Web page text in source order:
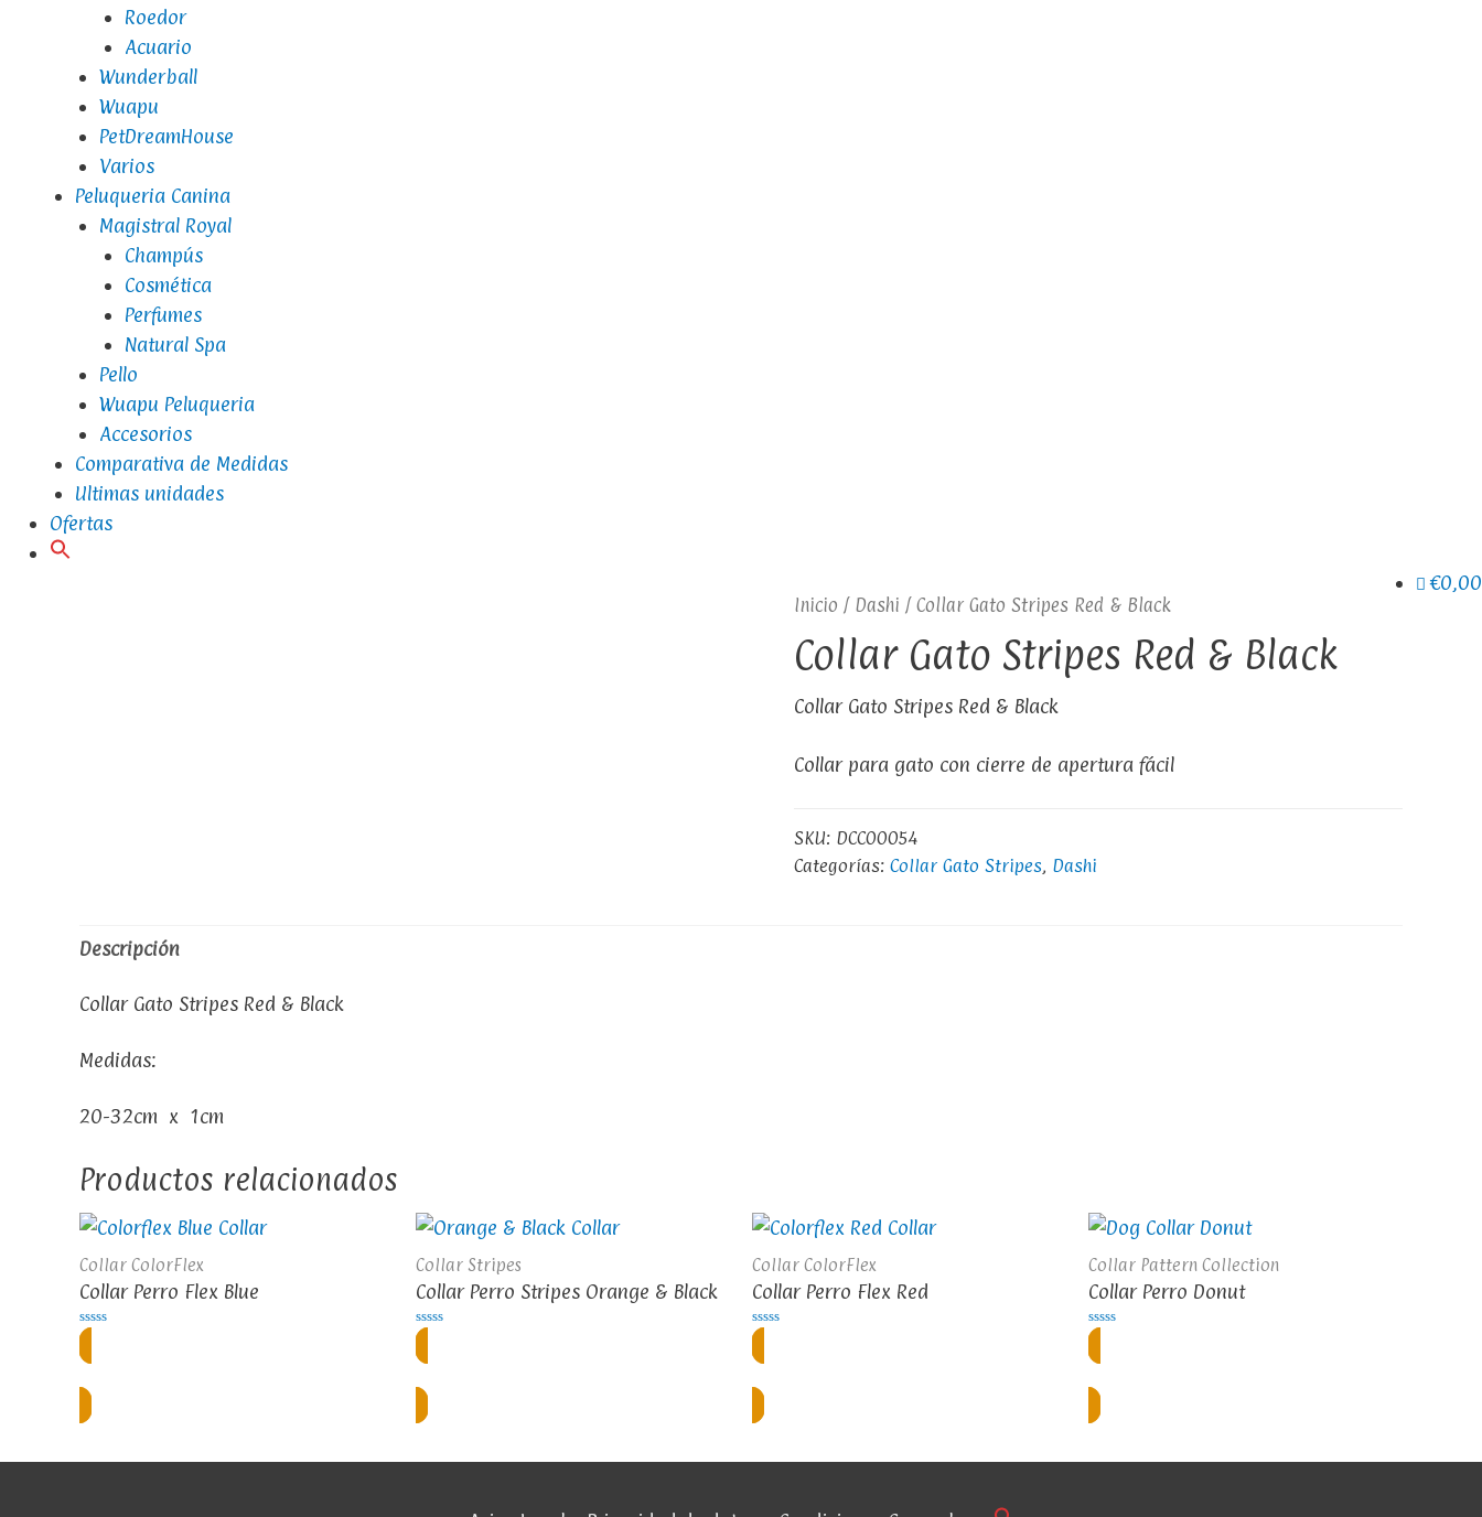
Roedor
Acuario
Wunderball
Wuapu
PetDreamHouse
Varios
Peluqueria Canina
Magistral Royal
Champús
Cosmética
Perfumes
Natural Spa
Pello
Wuapu Peluqueria
Accesorios
Comparativa de Medidas
Ultimas unidades
Ofertas
€0,00
Inicio / Dashi / Collar Gato Stripes Red & Black
Collar Gato Stripes Red & Black
Collar Gato Stripes Red & Black
Collar para gato con cierre de apertura fácil
SKU: DCC00054
Categorías: Collar Gato Stripes, Dashi
Descripción
Collar Gato Stripes Red & Black
Medidas:
20-32cm x 1cm
Productos relacionados
Collar ColorFlex
Collar Perro Flex Blue
Valorado
0
5
Collar Stripes
Collar Perro Stripes Orange & Black
Valorado
0
5
Collar ColorFlex
Collar Perro Flex Red
Valorado
0
5
Collar Pattern Collection
Collar Perro Donut
Valorado
0
5